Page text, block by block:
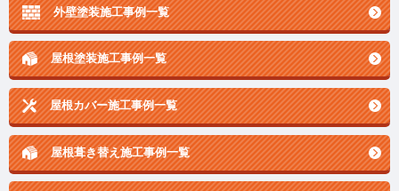
外壁塗装施工事例一覧
屋根塗装施工事例一覧
屋根カバー施工事例一覧
屋根葺き替え施工事例一覧